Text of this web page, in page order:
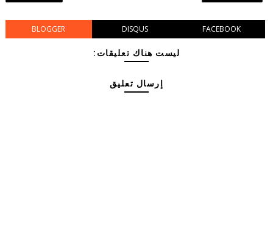
BLOGGER DISQUS FACEBOOK
ليست هناك تعليقات:
إرسال تعليق